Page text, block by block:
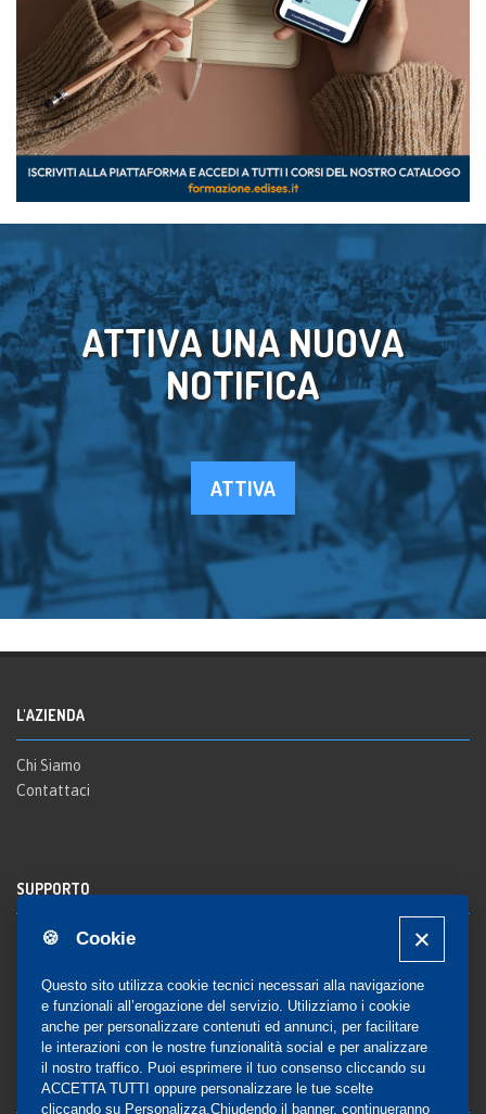
🍪 Cookie
Questo sito utilizza cookie tecnici necessari alla navigazione
e funzionali all’erogazione del servizio. Utilizziamo i cookie
anche per personalizzare contenuti ed annunci, per facilitare
le interazioni con le nostre funzionalità social e per analizzare
il nostro traffico. Puoi esprimere il tuo consenso cliccando su
ACCETTA TUTTI oppure personalizzare le tue scelte
cliccando su Personalizza .Chiudendo il banner, continueranno
ATTIVA UNA NUOVA
NOTIFICA
ATTIVA
L'AZIENDA
Chi Siamo
Contattaci
SUPPORTO
Registrazione al sito
Notifica
COMMUNITY